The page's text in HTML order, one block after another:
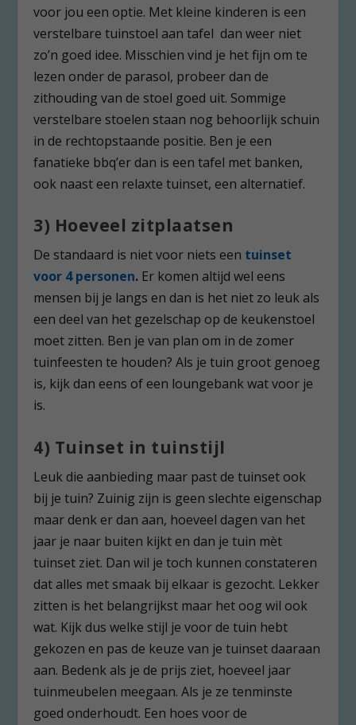
voor jou een optie. Met kleine kinderen is een
verstelbare tuinstoel aan tafel dan weer niet
zo’n goed idee. Misschien vind je het fijn om te
lezen onder de parasol, probeer dan de
zithouding van de stoel goed uit. Sommige
verstelbare stoelen staan nog behoorlijk schuin
in de rechtopstaande positie. Ben je een
fanatieke bbq’er dan is een tafel met banken,
ook naast een relaxte tuinset, een alternatief.
3) Hoeveel zitplaatsen
De standaard is niet voor niets een tuinset
voor 4 personen. Er komen altijd wel eens
mensen bij je langs en dan is het niet zo leuk als
een deel van het gezelschap op de keukenstoel
moet zitten. Ben je van plan om in de zomer
tuinfeesten te houden? Als je tuin groot genoeg
is, kijk dan eens of een loungebank wat voor je
is.
4) Tuinset in tuinstijl
Leuk die aanbieding maar past de tuinset ook
bij je tuin? Zuinig zijn is geen slechte eigenschap
maar denk er dan aan, hoeveel dagen van het
jaar je naar buiten kijkt en dan je tuin mèt
tuinset ziet. Dan wil je toch kunnen constateren
dat alles met smaak bij elkaar is gezocht. Lekker
zitten is het belangrijkst maar het oog wil ook
wat. Kijk dus welke stijl je voor de tuin hebt
gekozen en pas de keuze van je tuinset daaraan
aan. Bedenk als je de prijs ziet, hoeveel jaar
tuinmeubelen meegaan. Als je ze tenminste
goed onderhoudt. Een hoes voor de